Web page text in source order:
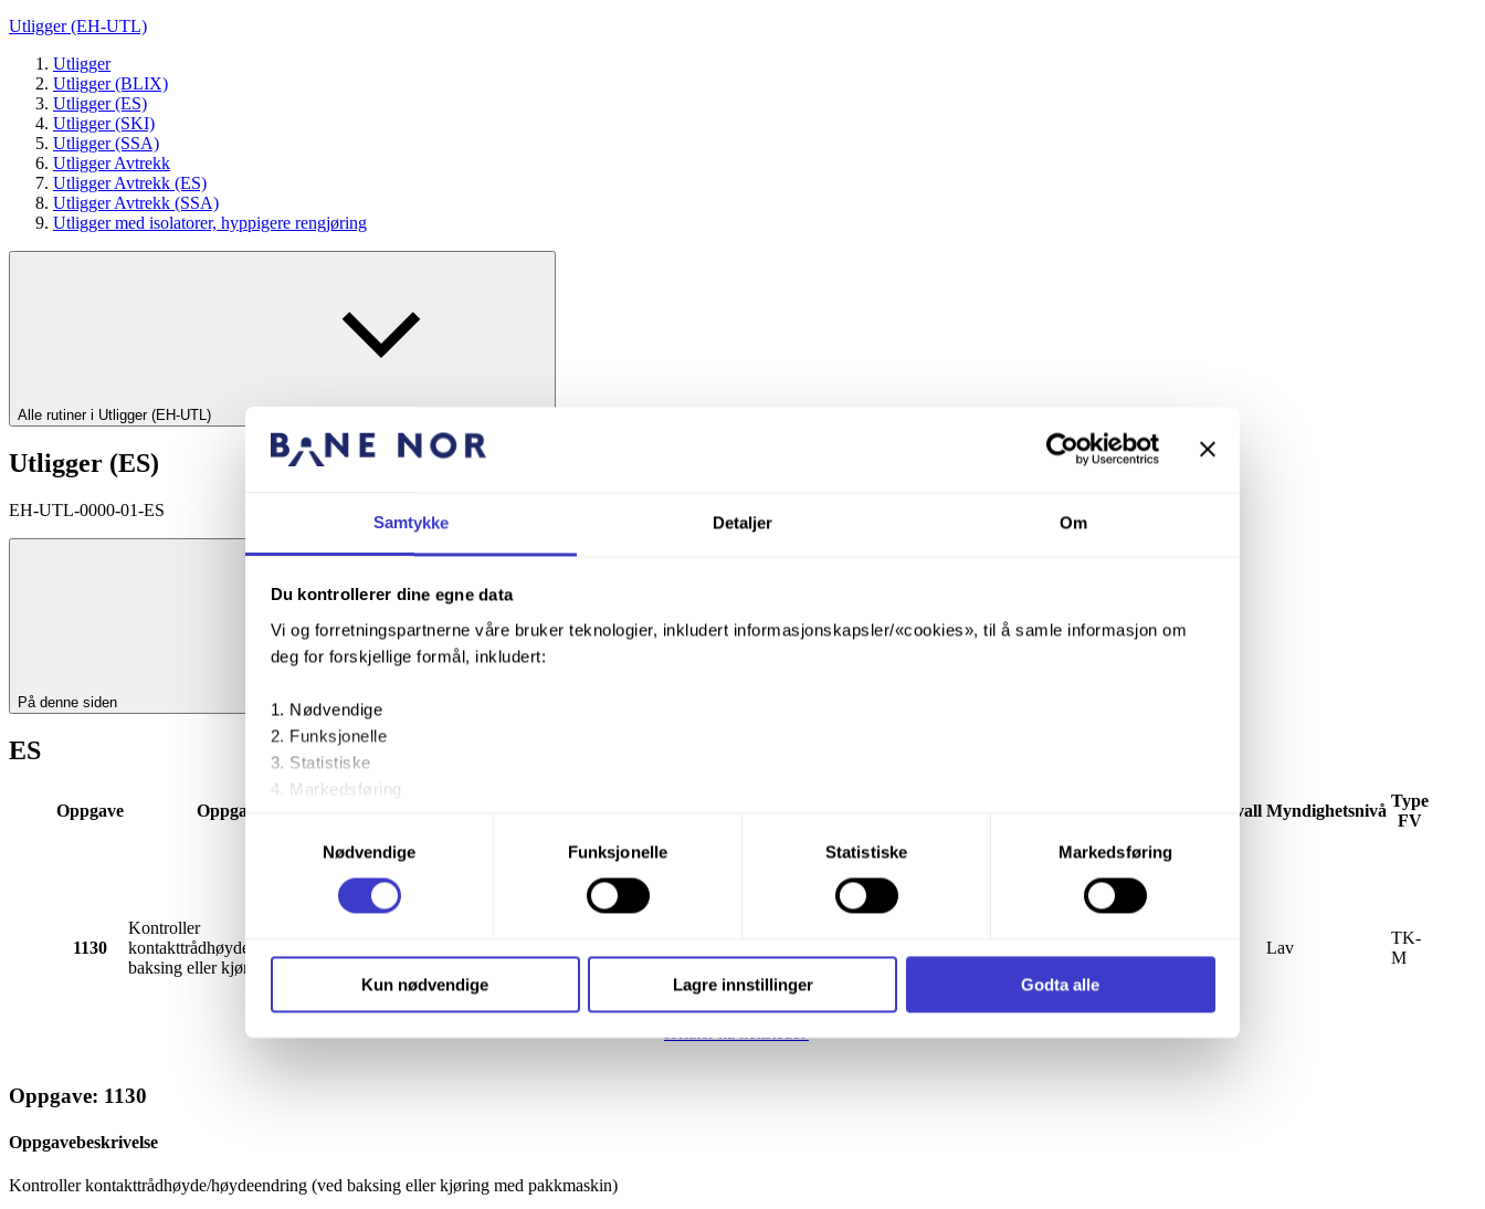
Samtykke Detaljer Om
Du kontrollerer dine egne data
Vi og forretningspartnerne våre bruker teknologier, inkludert informasjonskapsler/«cookies», til å samle informasjon om
deg for forskjellige formål, inkludert:
Nødvendige
Funksjonelle
Statistiske
Markedsføring
Ved å trykke «Godta alle» gir du din tillatelse til alle disse formålene. Du kan også velge formålet du vil samtykke til ved å
trykke på avmerkingsboksen under formålet, og deretter trykke «Lagre innstillingene».
Du kan lese mer om hvordan vi bruker informasjonskapsler og annen teknologi, og hvordan vi samler inn og behandler
personopplysninger på vår side
Informasjonskapsler (Cookies)
Nødvendige
Funksjonelle Statistiske Markedsføring
Kun nødvendige Lagre innstillinger Godta alle
Utligger (EH-UTL)
Utligger
Utligger (BLIX)
Utligger (ES)
Utligger (SKI)
Utligger (SSA)
Utligger Avtrekk
Utligger Avtrekk (ES)
Utligger Avtrekk (SSA)
Utligger med isolatorer, hyppigere rengjøring
Alle rutiner i Utligger (EH-UTL)
Utligger (ES)
EH-UTL-0000-01-ES
På denne siden
ES
Oppgave Oppgavebeskrivelse Intervall Myndighetsnivå
Type
FV
1130
Kontroller
kontakttrådhøyde/høydeendring (ved
baksing eller kjøring med pakkmaskin)
kap. 5
KTLTRÅD-UAS-C
https://trv.banenor.no/wiki/Kontaktledning/Vedlikehold/KontaktledningDu
Lav
TK-
M
Oppgave: 1130
Oppgavebeskrivelse
Kontroller kontakttrådhøyde/høydeendring (ved baksing eller kjøring med pakkmaskin)